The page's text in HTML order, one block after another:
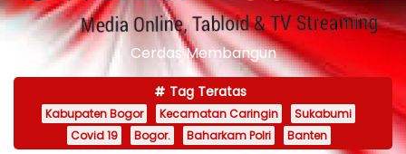
e
Cerdas Membangun
Tag Teratas
Kabupaten Bogor Kecamatan Caringin
Sukabumi
Covid 19
Bogor. Baharkam Polri Banten